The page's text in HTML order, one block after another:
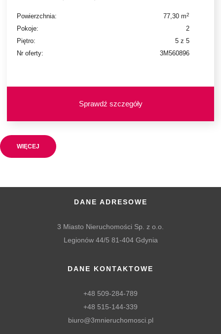
Powierzchnia: 77,30 m2
Pokoje:
2
Piętro:
5 z 5
Nr oferty:
3M560896
Sprawdź szczegóły
WIĘCEJ
DANE ADRESOWE
3 Miasto Nieruchomości Sp. z o.o.
Legionów 44/5 81-404 Gdynia
DANE KONTAKTOWE
+48 509-284-789
+48 515-144-339
biuro@3mnieruchomosci.pl